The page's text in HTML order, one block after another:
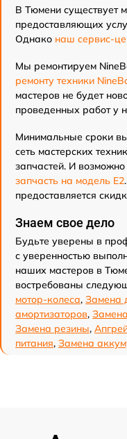
В Тюмени существует
предоставляющих
Однако наш сервис-
Мы ремонтируем
ремонту техники
мастеров не будет
проведенных работ у
Минимальные сроки
сеть мастерских
запчастей. И
запчасть на модель E2
предоставляется
Знаем свое дело
Будьте уверены в
с уверенностью
наших мастеров в
востребованы
мотор-колеса, Замена
амортизаторов,
Замена резины,
питания, Замена